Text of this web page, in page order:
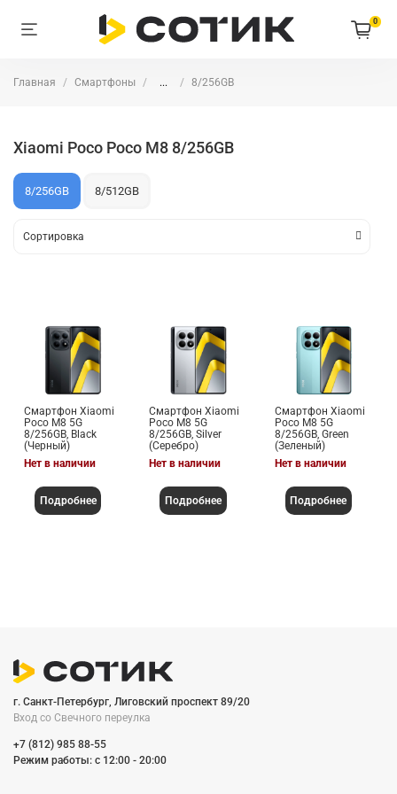
0
Главная Смартфоны ... 8/256GB
Xiaomi Poco Poco M8 8/256GB
8/256GB 8/512GB
Смартфон Xiaomi
Poco M8 5G
8/256GB, Black
(Черный)
Нет в наличии
Подробнее
Смартфон Xiaomi
Poco M8 5G
8/256GB, Silver
(Серебро)
Нет в наличии
Подробнее
Смартфон Xiaomi
Poco M8 5G
8/256GB, Green
(Зеленый)
Нет в наличии
Подробнее
г. Санкт-Петербург, Лиговский проспект 89/20
Вход со Cвечного переулка
+7 (812) 985 88-55
Режим работы: c 12:00 - 20:00